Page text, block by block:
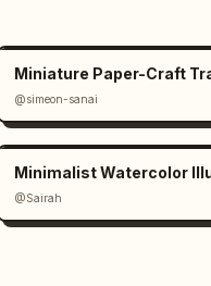
Miniature Paper-Craft
@simeon-sanai
@Sairah